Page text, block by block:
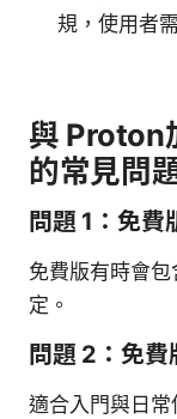
規，使用者
與 Proton
的常見問
問題 1：免費
免費版有時會
定。
問題 2：免費
適合入門與日